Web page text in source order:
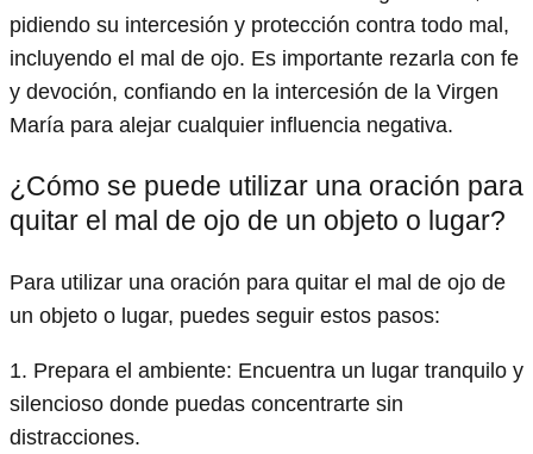
pidiendo su intercesión y protección contra todo mal,
incluyendo el mal de ojo. Es importante rezarla con fe
y devoción, confiando en la intercesión de la Virgen
María para alejar cualquier influencia negativa.
¿Cómo se puede utilizar una oración para
quitar el mal de ojo de un objeto o lugar?
Para utilizar una oración para quitar el mal de ojo de
un objeto o lugar, puedes seguir estos pasos:
1. Prepara el ambiente: Encuentra un lugar tranquilo y
silencioso donde puedas concentrarte sin
distracciones.